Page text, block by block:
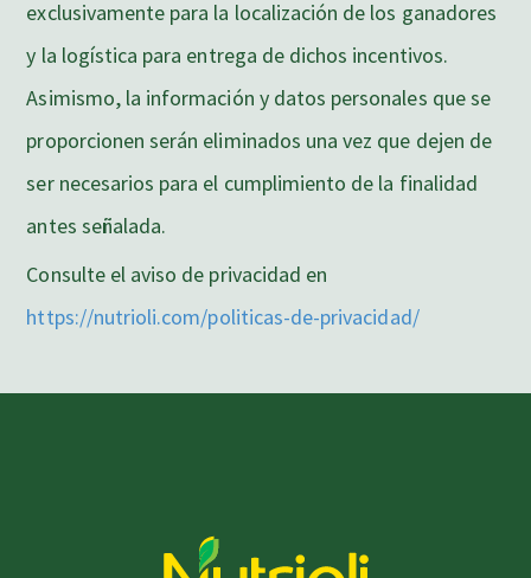
exclusivamente para la localización de los ganadores
y la logística para entrega de dichos incentivos.
Asimismo, la información y datos personales que se
proporcionen serán eliminados una vez que dejen de
ser necesarios para el cumplimiento de la finalidad
antes señalada.
Consulte el aviso de privacidad en
https://nutrioli.com/politicas-de-privacidad/